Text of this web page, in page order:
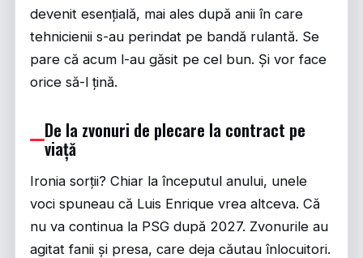
devenit esențială, mai ales după anii în care
tehnicienii s-au perindat pe bandă rulantă. Se
pare că acum l-au găsit pe cel bun. Și vor face
orice să-l țină.
De la zvonuri de plecare la contract pe
viață
Ironia sorții? Chiar la începutul anului, unele
voci spuneau că Luis Enrique vrea altceva. Că
nu va continua la PSG după 2027. Zvonurile au
agitat fanii și presa, care deja căutau înlocuitori.